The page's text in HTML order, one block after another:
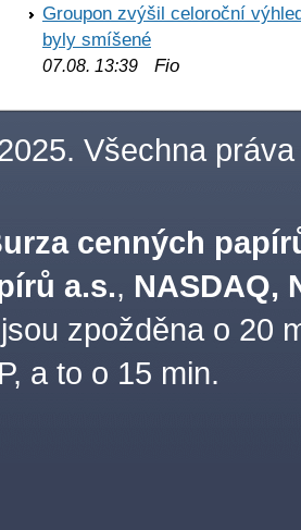
Groupon zvýšil celoroční
byly smíšené
07.08. 13:39 Fio
Všechna práva
cenných
a.s., NASDAQ,
zpožděna o 20
a to o 15 min.